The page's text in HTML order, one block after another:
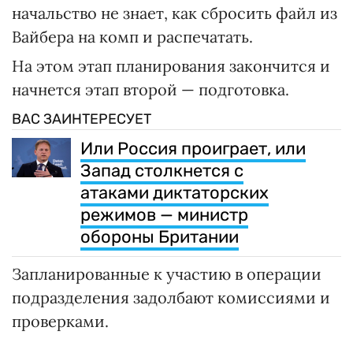
начальство не знает, как сбросить файл из
Вайбера на комп и распечатать.
На этом этап планирования закончится и
начнется этап второй — подготовка.
ВАС ЗАИНТЕРЕСУЕТ
Или Россия проиграет, или
Запад столкнется с
атаками диктаторских
режимов — министр
обороны Британии
Запланированные к участию в операции
подразделения задолбают комиссиями и
проверками.